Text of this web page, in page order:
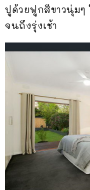
ปูด้วยฟูกสีขาวนุ่ม
จนถึงรุ่งเช้า